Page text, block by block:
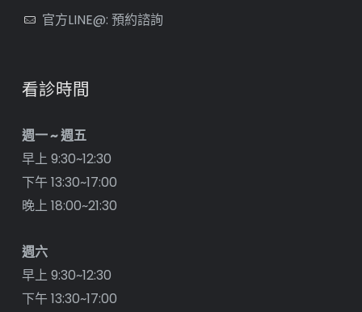
官方LINE@: 預約諮詢
看診時間
週一 ~ 週五
早上 9:30~12:30
下午 13:30~17:00
晚上 18:00~21:30
週六
早上 9:30~12:30
下午 13:30~17:00